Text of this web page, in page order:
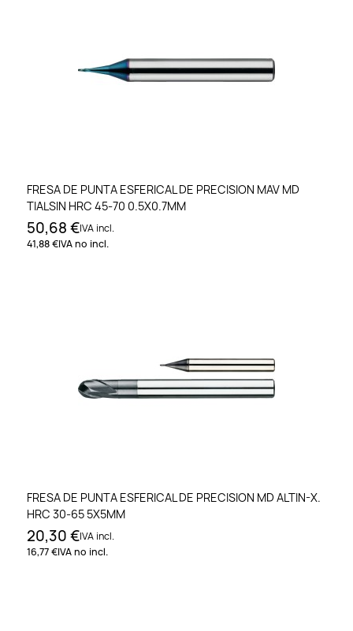
FRESA DE PUNTA ESFERICAL DE PRECISION MAV MD
TIALSIN HRC 45-70 0.5X0.7MM
50,68 €IVA incl.
41,88 €IVA no incl.
FRESA DE PUNTA ESFERICAL DE PRECISION MD ALTIN-X.
HRC 30-65 5X5MM
20,30 €IVA incl.
16,77 €IVA no incl.